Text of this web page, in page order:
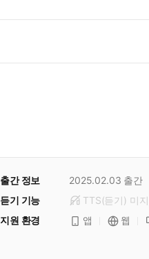
출간 정보 2025.02.03 출간
듣기 기능
TTS(듣기) 미
지원 환경
앱 웹